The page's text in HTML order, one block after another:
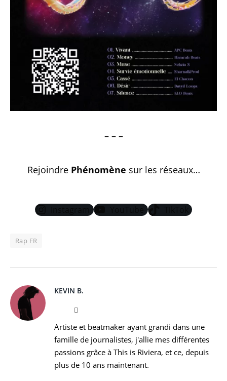
– – –
Rejoindre Phénomène sur les réseaux…
Rap FR
KEVIN B.
Website
Artiste et beatmaker ayant grandi dans une
famille de journalistes, j'allie mes différentes
passions grâce à This is Riviera, et ce, depuis
plus de 10 ans maintenant.